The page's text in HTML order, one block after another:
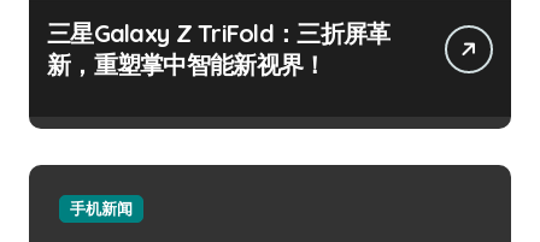
三星Galaxy Z TriFold：三折屏革
新，重塑掌中智能新视界！
手机新闻